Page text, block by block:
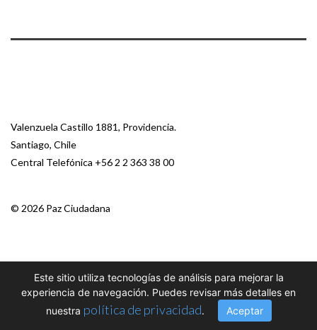
Valenzuela Castillo 1881, Providencia.
Santiago, Chile
Central Telefónica +56 2 2 363 38 00
© 2026 Paz Ciudadana
Este sitio utiliza tecnologías de análisis para mejorar la
experiencia de navegación. Puedes revisar más detalles en
nuestra política de privacidad. Aceptar